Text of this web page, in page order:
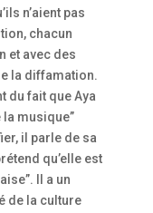
n’aient pas
chacun
et avec des
la diffamation.
du fait que Aya
musique”
il parle de sa
qu’elle est
Il a un
de la culture